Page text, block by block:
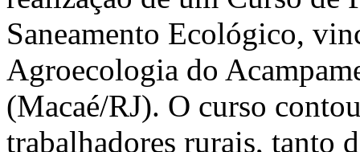
Saneamento Ecológico,
Agroecologia do
(Macaé/RJ). O curso
trabalhadores rurais, tanto